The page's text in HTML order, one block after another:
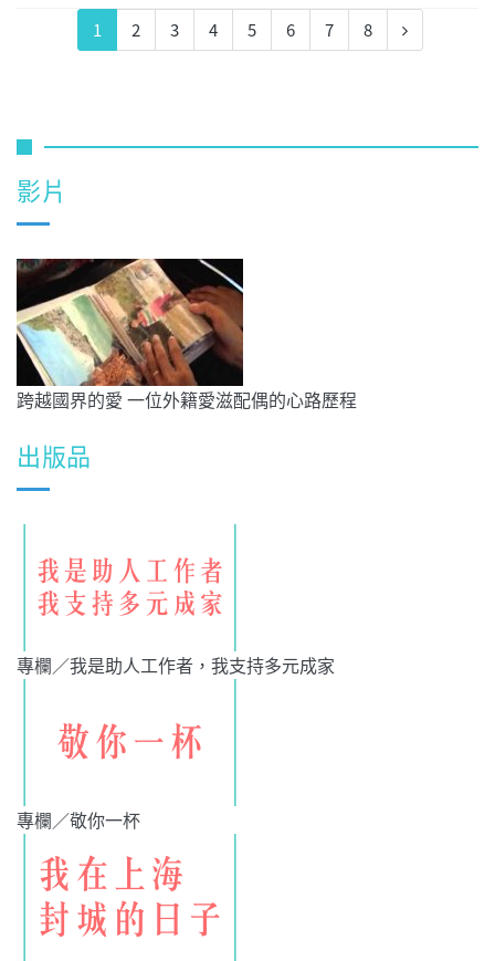
1 2 3 4 5 6 7 8
影片
跨越國界的愛 一位外籍愛滋配偶的心路歷程
出版品
專欄／我是助人工作者，我支持多元成家
專欄／敬你一杯